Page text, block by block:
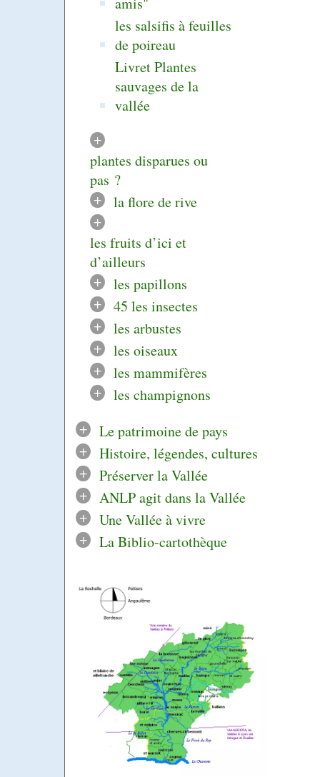
les salsifis à feuilles
de poireau
Livret Plantes
sauvages de la
vallée
+
plantes disparues ou
pas ?
+
la flore de rive
+
les fruits d’ici et
d’ailleurs
+
les papillons
+
45 les insectes
+
les arbustes
+
les oiseaux
+
les mammifères
+
les champignons
+
Le patrimoine de pays
+
Histoire, légendes, cultures
+
Préserver la Vallée
+
ANLP agit dans la Vallée
+
Une Vallée à vivre
+
La Biblio-cartothèque